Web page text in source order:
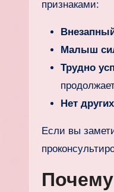
признаками:
Малыш
Трудно
Нет
Если вы